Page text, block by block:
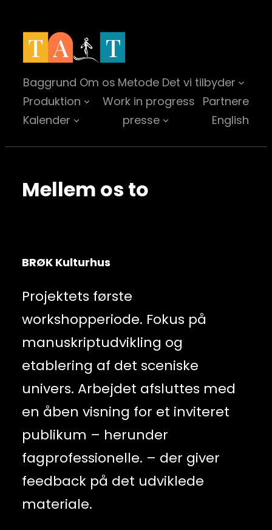
indhold
Baggrund Om os Metode Det vi tilbyder
Produktion
Work in progress Partnere
Kalender
presse English
Mellem os to
BRØK Kulturhus
Projektets første
workshopperiode. Fokus på
manuskriptudvikling og
etablering af det sceniske
univers. Arbejdet afsluttes med
en åben visning for et inviteret
publikum – herunder
fagprofessionelle. – der giver
feedback på det udviklede
materiale.